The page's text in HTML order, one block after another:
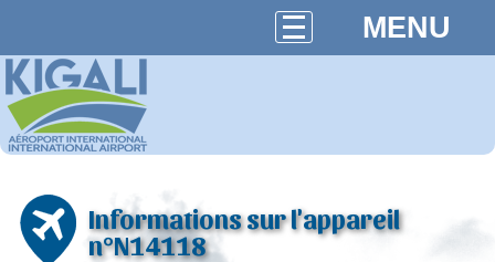
MENU
Informations sur l'appareil
n°N14118